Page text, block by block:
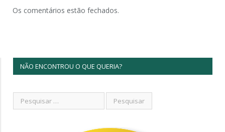
Os comentários estão fechados.
NÃO ENCONTROU O QUE QUERIA?